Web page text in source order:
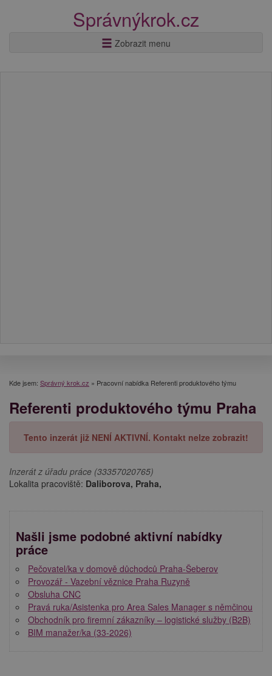
Správnýkrok.cz
Zobrazit menu
Kde jsem: Správný krok.cz » Pracovní nabídka Referenti produktového týmu
Referenti produktového týmu Praha
Tento inzerát již NENÍ AKTIVNÍ. Kontakt nelze zobrazit!
Inzerát z úřadu práce (33357020765)
Lokalita pracoviště: Daliborova, Praha,
Našli jsme podobné aktivní nabídky
práce
Pečovatel/ka v domově důchodců Praha-Šeberov
Provozář - Vazební věznice Praha Ruzyně
Obsluha CNC
Pravá ruka/Asistenka pro Area Sales Manager s němčinou
Obchodník pro firemní zákazníky – logistické služby (B2B)
BIM manažer/ka (33-2026)